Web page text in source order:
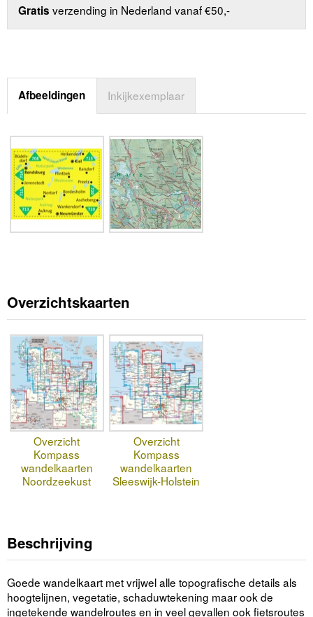
Gratis verzending in Nederland vanaf €50,-
Afbeeldingen Inkijkexemplaar
Overzichtskaarten
Overzicht
Kompass
wandelkaarten
Noordzeekust
Overzicht
Kompass
wandelkaarten
Sleeswijk-Holstein
Beschrijving
Goede wandelkaart met vrijwel alle topografische details als
hoogtelijnen, vegetatie, schaduwtekening maar ook de
ingetekende wandelroutes en in veel gevallen ook fietsroutes